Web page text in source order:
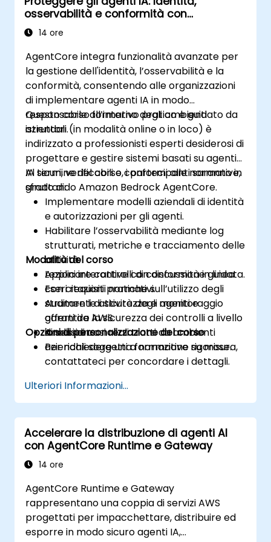
osservabilità e conformità con
AgentCore
14 ore
AgentCore integra funzionalità avanzate per
la gestione dell'identità, l’osservabilità e la
conformità, consentendo alle organizzazioni
di implementare agenti IA in modo
responsabile all’interno degli ambienti
aziendali.
Questo corso formativo pratico e guidato da
istruttori (in modalità online o in loco) è
indirizzato a professionisti esperti desiderosi di
progettare e gestire sistemi basati su agenti
IA sicuri, verificabili e conformi alle normative,
sfruttando Amazon Bedrock AgentCore.
Al termine del corso, i partecipanti saranno in
grado di:
Implementare modelli aziendali di identità
e autorizzazioni per gli agenti.
Habilitare l’osservabilità mediante log
strutturati, metriche e tracciamento delle
attività.
Applicare controlli di conformità in linea
con i requisiti normativi.
Auditare le attività degli agenti e
garantire la sicurezza dei controlli a livello
di sessione.
Modalità del corso
Lezioni interattive con discussione guidata.
Esercitazioni pratiche sull’utilizzo degli
strumenti di sicurezza e monitoraggio
offerti da AWS.
Analisi di casi reali tratti da ambienti
aziendali soggetti a normative rigorose.
Opzioni di personalizzazione del corso
Per richiedere una formazione su misura,
contattateci per concordare i dettagli.
Ulteriori Informazioni...
Accelerare la distribuzione di agenti AI
con AgentCore Runtime e Gateway
14 ore
AgentCore Runtime e Gateway
rappresentano una coppia di servizi AWS
progettati per impacchettare, distribuire ed
esporre in modo sicuro agenti IA,